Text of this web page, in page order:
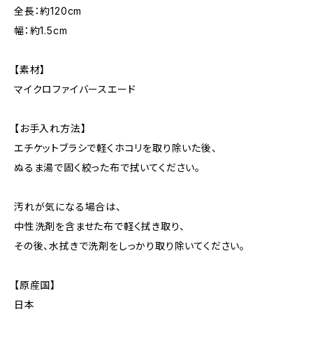
全長：約120cm
幅：約1.5cm
【素材】
マイクロファイバースエード
【お手入れ方法】
エチケットブラシで軽くホコリを取り除いた後、
ぬるま湯で固く絞った布で拭いてください。
汚れが気になる場合は、
中性洗剤を含ませた布で軽く拭き取り、
その後、水拭きで洗剤をしっかり取り除いてください。
【原産国】
日本